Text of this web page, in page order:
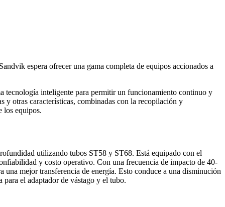
espera ofrecer una gama completa de equipos accionados a
tecnología inteligente para permitir un funcionamiento continuo y
y otras características, combinadas con la recopilación y
los equipos.
utilizando tubos ST58 y ST68. Está equipado con el
y costo operativo. Con una frecuencia de impacto de 40-
mejor transferencia de energía. Esto conduce a una disminución
el adaptador de vástago y el tubo.